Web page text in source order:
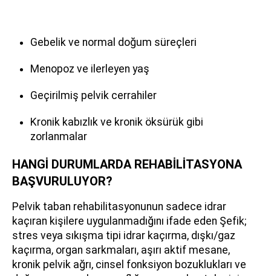
Gebelik ve normal doğum süreçleri
Menopoz ve ilerleyen yaş
Geçirilmiş pelvik cerrahiler
Kronik kabızlık ve kronik öksürük gibi
zorlanmalar
HANGİ DURUMLARDA REHABİLİTASYONA
BAŞVURULUYOR?
Pelvik taban rehabilitasyonunun sadece idrar
kaçıran kişilere uygulanmadığını ifade eden Şefik;
stres veya sıkışma tipi idrar kaçırma, dışkı/gaz
kaçırma, organ sarkmaları, aşırı aktif mesane,
kronik pelvik ağrı, cinsel fonksiyon bozuklukları ve